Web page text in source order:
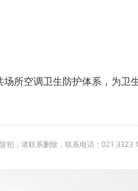
所空调卫生防护体系，为卫
犯，请联系删除，联系电话：021 3323